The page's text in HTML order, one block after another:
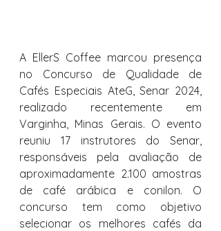
A EllerS Coffee marcou presença
no Concurso de Qualidade de
Cafés Especiais AteG, Senar 2024,
realizado recentemente em
Varginha, Minas Gerais. O evento
reuniu 17 instrutores do Senar,
responsáveis pela avaliação de
aproximadamente 2.100 amostras
de café arábica e conilon. O
concurso tem como objetivo
selecionar os melhores cafés da